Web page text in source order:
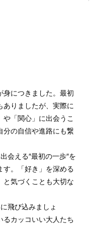
身につきました。最初
ありましたが、実際に
「関心」に出会うこ
分の自信や進路にも繋
会える″最初の一歩″を
す。「好き」を深める
と気づくことも大切な
飛び込みましょ
るカッコいい大人たち